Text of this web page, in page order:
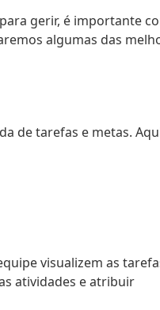
gerir, é importante
algumas das
de tarefas e metas.
visualizem as
atividades e atribuir